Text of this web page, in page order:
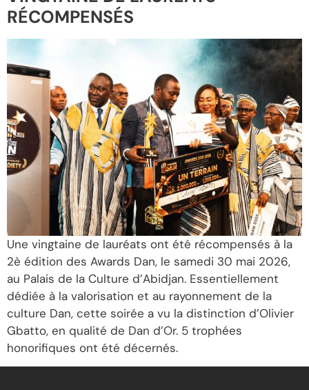
RÉCOMPENSÉS
Une vingtaine de lauréats ont été récompensés à la
2è édition des Awards Dan, le samedi 30 mai 2026,
au Palais de la Culture d’Abidjan. Essentiellement
dédiée à la valorisation et au rayonnement de la
culture Dan, cette soirée a vu la distinction d’Olivier
Gbatto, en qualité de Dan d’Or. 5 trophées
honorifiques ont été décernés.